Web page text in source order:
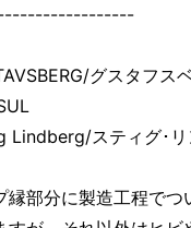
グスタフス
スティグ･リ
分に製造工程でつい